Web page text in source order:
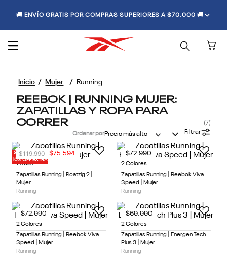
🚚 ENVÍO GRATIS POR COMPRAS SUPERIORES A $70.000 🚚
Mujer Running
REEBOK | RUNNING MUJER:
ZAPATILLAS Y ROPA PARA
CORRER 7
Ordenar porPrecio más alto Filtrar
30% OFF
10% OFF EXTRA
1 Color
Zapatillas Running | Floatzig 2 |
Mujer
Running
$119.990 $75.594
2 Colores
Zapatillas Running | Reebok Viva
Speed | Mujer
Running
$72.990
2 Colores
Zapatillas Running | Reebok Viva
Speed | Mujer
Running
$72.990
2 Colores
Zapatillas Running | Energen Tech
Plus 3 | Mujer
Running
$69.990